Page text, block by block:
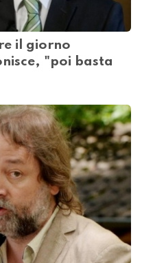
il giorno
"poi basta